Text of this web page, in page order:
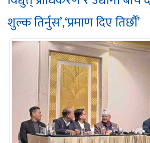
शुल्क तिर्नुस’,‘प्रमाण दिए तिर्छौं’